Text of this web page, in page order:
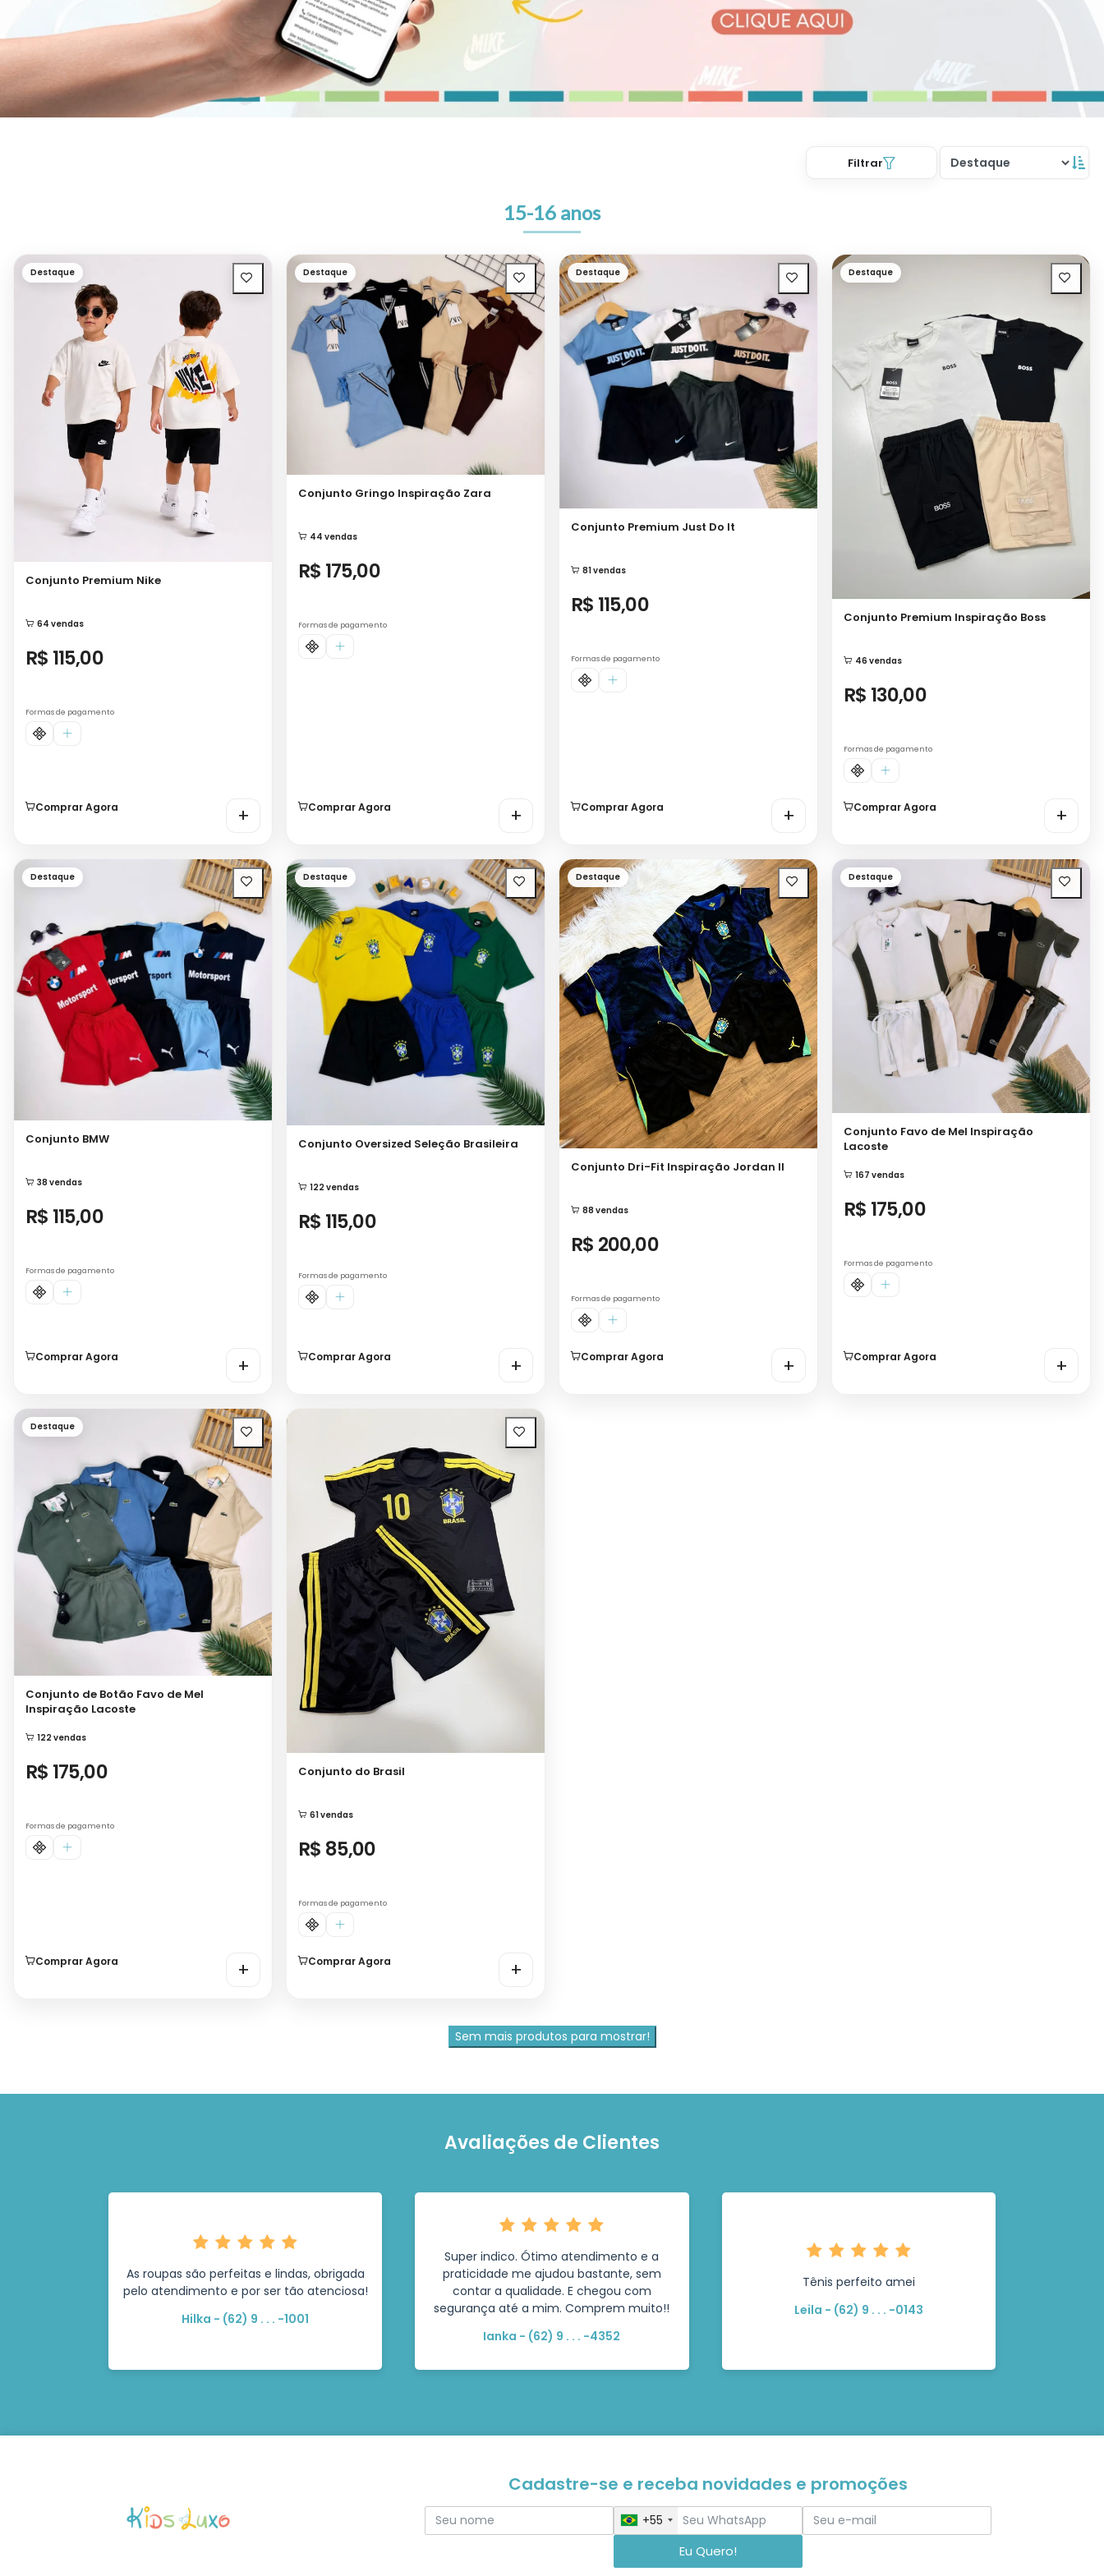
Filtrar
15-16 anos
Destaque
Conjunto Premium Nike
64 vendas
R$ 115,00
Formas de pagamento
Comprar Agora +
Destaque
Conjunto Gringo Inspiração Zara
44 vendas
R$ 175,00
Formas de pagamento
Comprar Agora +
Destaque
Conjunto Premium Just Do It
81 vendas
R$ 115,00
Formas de pagamento
Comprar Agora +
Destaque
Conjunto Premium Inspiração Boss
46 vendas
R$ 130,00
Formas de pagamento
Comprar Agora +
Destaque
Conjunto BMW
38 vendas
R$ 115,00
Formas de pagamento
Comprar Agora +
Destaque
Conjunto Oversized Seleção Brasileira
122 vendas
R$ 115,00
Formas de pagamento
Comprar Agora +
Destaque
Conjunto Dri-Fit Inspiração Jordan II
88 vendas
R$ 200,00
Formas de pagamento
Comprar Agora +
Destaque
Conjunto Favo de Mel Inspiração
Lacoste
167 vendas
R$ 175,00
Formas de pagamento
Comprar Agora +
Destaque
Conjunto de Botão Favo de Mel
Inspiração Lacoste
122 vendas
R$ 175,00
Formas de pagamento
Comprar Agora +
Conjunto do Brasil
61 vendas
R$ 85,00
Formas de pagamento
Comprar Agora +
Sem mais produtos para mostrar!
Avaliações de Clientes
As roupas são perfeitas e lindas, obrigada
pelo atendimento e por ser tão atenciosa!
Hilka - (62) 9 . . . -1001
Super indico. Ótimo atendimento e a
praticidade me ajudou bastante, sem
contar a qualidade. E chegou com
segurança até a mim. Comprem muito!!
Ianka - (62) 9 . . . -4352
Tênis perfeito amei
Leila - (62) 9 . . . -0143
Cadastre-se e receba novidades e promoções
+55
Eu Quero!